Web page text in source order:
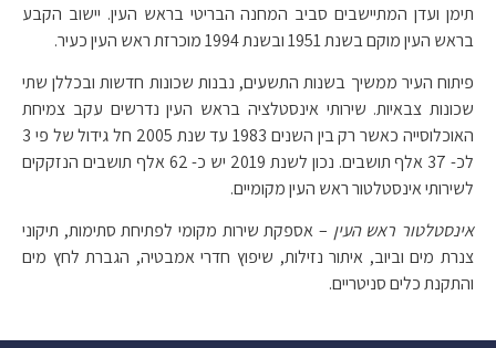
תימן ועדן המתיישבים סביב המחנה הבריטי בראש העין. יישוב הקבע
בראש העין מוקם בשנת 1951 ובשנת 1994 מוכרזת ראש העין כעיר.
פיתוח העיר ממשיך בשנות התשעים, נבנות שכונות חדשות ובכללן שתי
שכונות צבאיות. שירותי אינסטלציה בראש העין נדרשים עקב צמיחת
האוכלוסייה כאשר רק בין השנים 1983 עד שנת 2005 חל גידול של פי 3
לכ- 37 אלף תושבים. נכון לשנת 2019 יש כ- 62 אלף תושבים הנזקקים
לשירותי אינסטלטור ראש העין מקומיים.
אינסטלטור ראש העין – אספקת שירות מקומי לפתיחת סתימות, תיקוני
צנרת מים וביוב, איתור נזילות, שיפוץ חדרי אמבטיה, הגברת לחץ מים
והתקנת כלים סניטריים.